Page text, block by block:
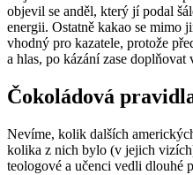
objevil se anděl, který jí podal
energii. Ostatně kakao se mimo
vhodný pro kazatele, protože
a hlas, po kázání zase doplňovat
Čokoládová
Nevíme, kolik dalších
kolika z nich bylo (v jejich
teologové a učenci vedli dlouhé